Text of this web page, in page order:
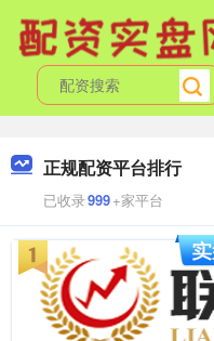
正规配资平台排行
已收录999+家平台